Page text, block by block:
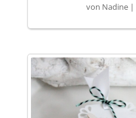
von Nadine|